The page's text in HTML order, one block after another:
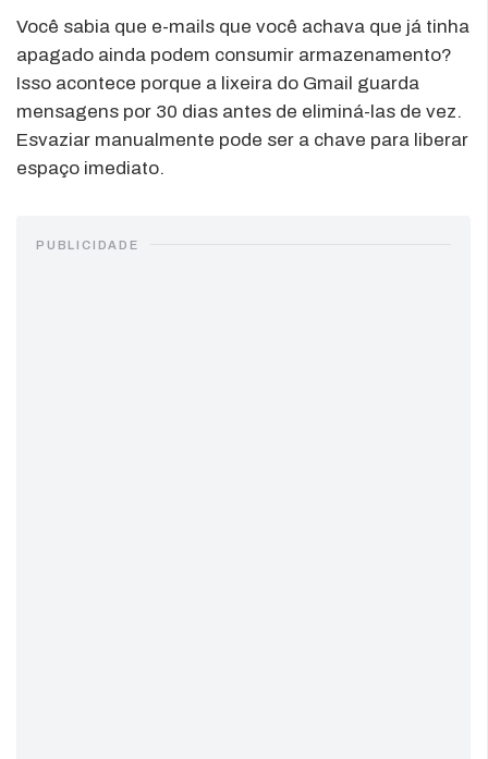
Você sabia que e-mails que você achava que já tinha
apagado ainda podem consumir armazenamento?
Isso acontece porque a lixeira do Gmail guarda
mensagens por 30 dias antes de eliminá-las de vez.
Esvaziar manualmente pode ser a chave para liberar
espaço imediato.
PUBLICIDADE